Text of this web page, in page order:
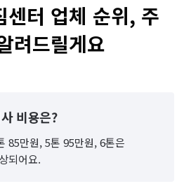
센터 업체 순위, 주
려드릴게요
비용은?
85만원, 5톤 95만원, 6톤은
되어요.